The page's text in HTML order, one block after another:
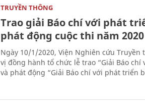
TRUYỀN THÔNG
Trao giải Báo chí với phát
phát động cuộc thi năm 2020
Ngày 10/1/2020, Viện Nghiên cứu Truyền
vị đồng hành tổ chức lễ trao “Giải Báo
và phát động “Giải Báo chí với phát triển